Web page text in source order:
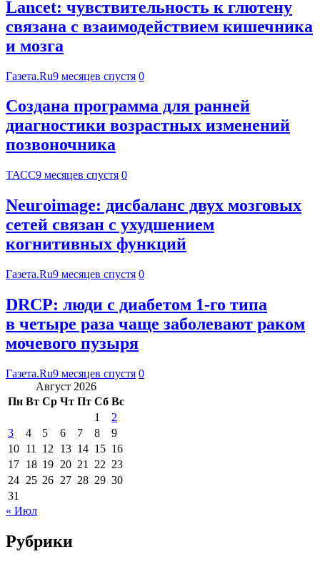
Lancet: чувствительность к глютену
связана с взаимодействием кишечника
и мозга
Газета.Ru9 месяцев спустя 0
Создана программа для ранней
диагностики возрастных изменений
позвоночника
ТАСС9 месяцев спустя 0
Neuroimage: дисбаланс двух мозговых
сетей связан с ухудшением
когнитивных функций
Газета.Ru9 месяцев спустя 0
DRCP: люди с диабетом 1-го типа
в четыре раза чаще заболевают раком
мочевого пузыря
Газета.Ru9 месяцев спустя 0
Август 2026
Пн Вт Ср Чт Пт Сб Вс
1
2
3
4 5 6 7 8
9
10 11 12 13 14 15 16
17 18 19 20 21 22 23
24 25 26 27 28 29 30
31
« Июл
Рубрики